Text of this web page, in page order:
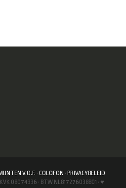
V.O.F. · COLOFON · PRIVACYBELEID
KVK 08074336 · BTW NL817276038B01 · ♥